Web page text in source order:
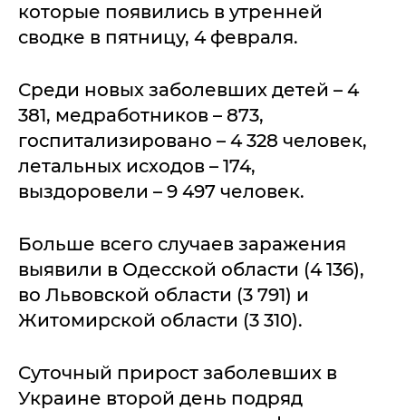
которые появились в утренней
сводке в пятницу, 4 февраля.
Среди новых заболевших детей – 4
381, медработников – 873,
госпитализировано – 4 328 человек,
летальных исходов – 174,
выздоровели – 9 497 человек.
Больше всего случаев заражения
выявили в Одесской области (4 136),
во Львовской области (3 791) и
Житомирской области (3 310).
Суточный прирост заболевших в
Украине второй день подряд